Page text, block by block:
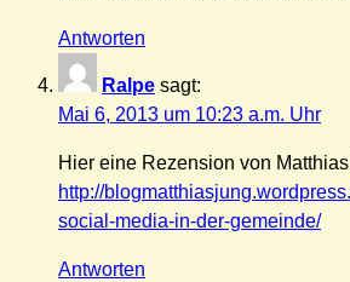
Antworten
Ralpe sagt:
Mai 6, 2013 um 10:23 a.m. Uhr
Hier eine Rezension von
http://
social-media-in-der-gemeinde/
Antworten